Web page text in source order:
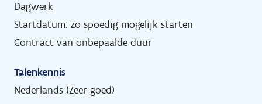
Dagwerk
Startdatum: zo spoedig mogelijk starten
Contract van onbepaalde duur
Talenkennis
Nederlands (Zeer goed)